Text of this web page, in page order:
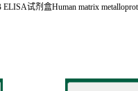
ELISA试剂盒Human matrix